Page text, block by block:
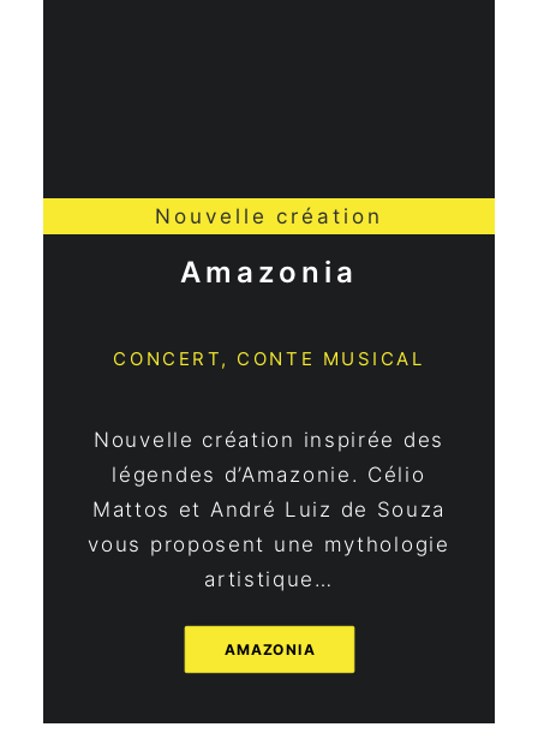
Nouvelle création
Amazonia
CONCERT, CONTE MUSICAL
Nouvelle création inspirée des
légendes d’Amazonie. Célio
Mattos et André Luiz de Souza
vous proposent une mythologie
artistique…
AMAZONIA